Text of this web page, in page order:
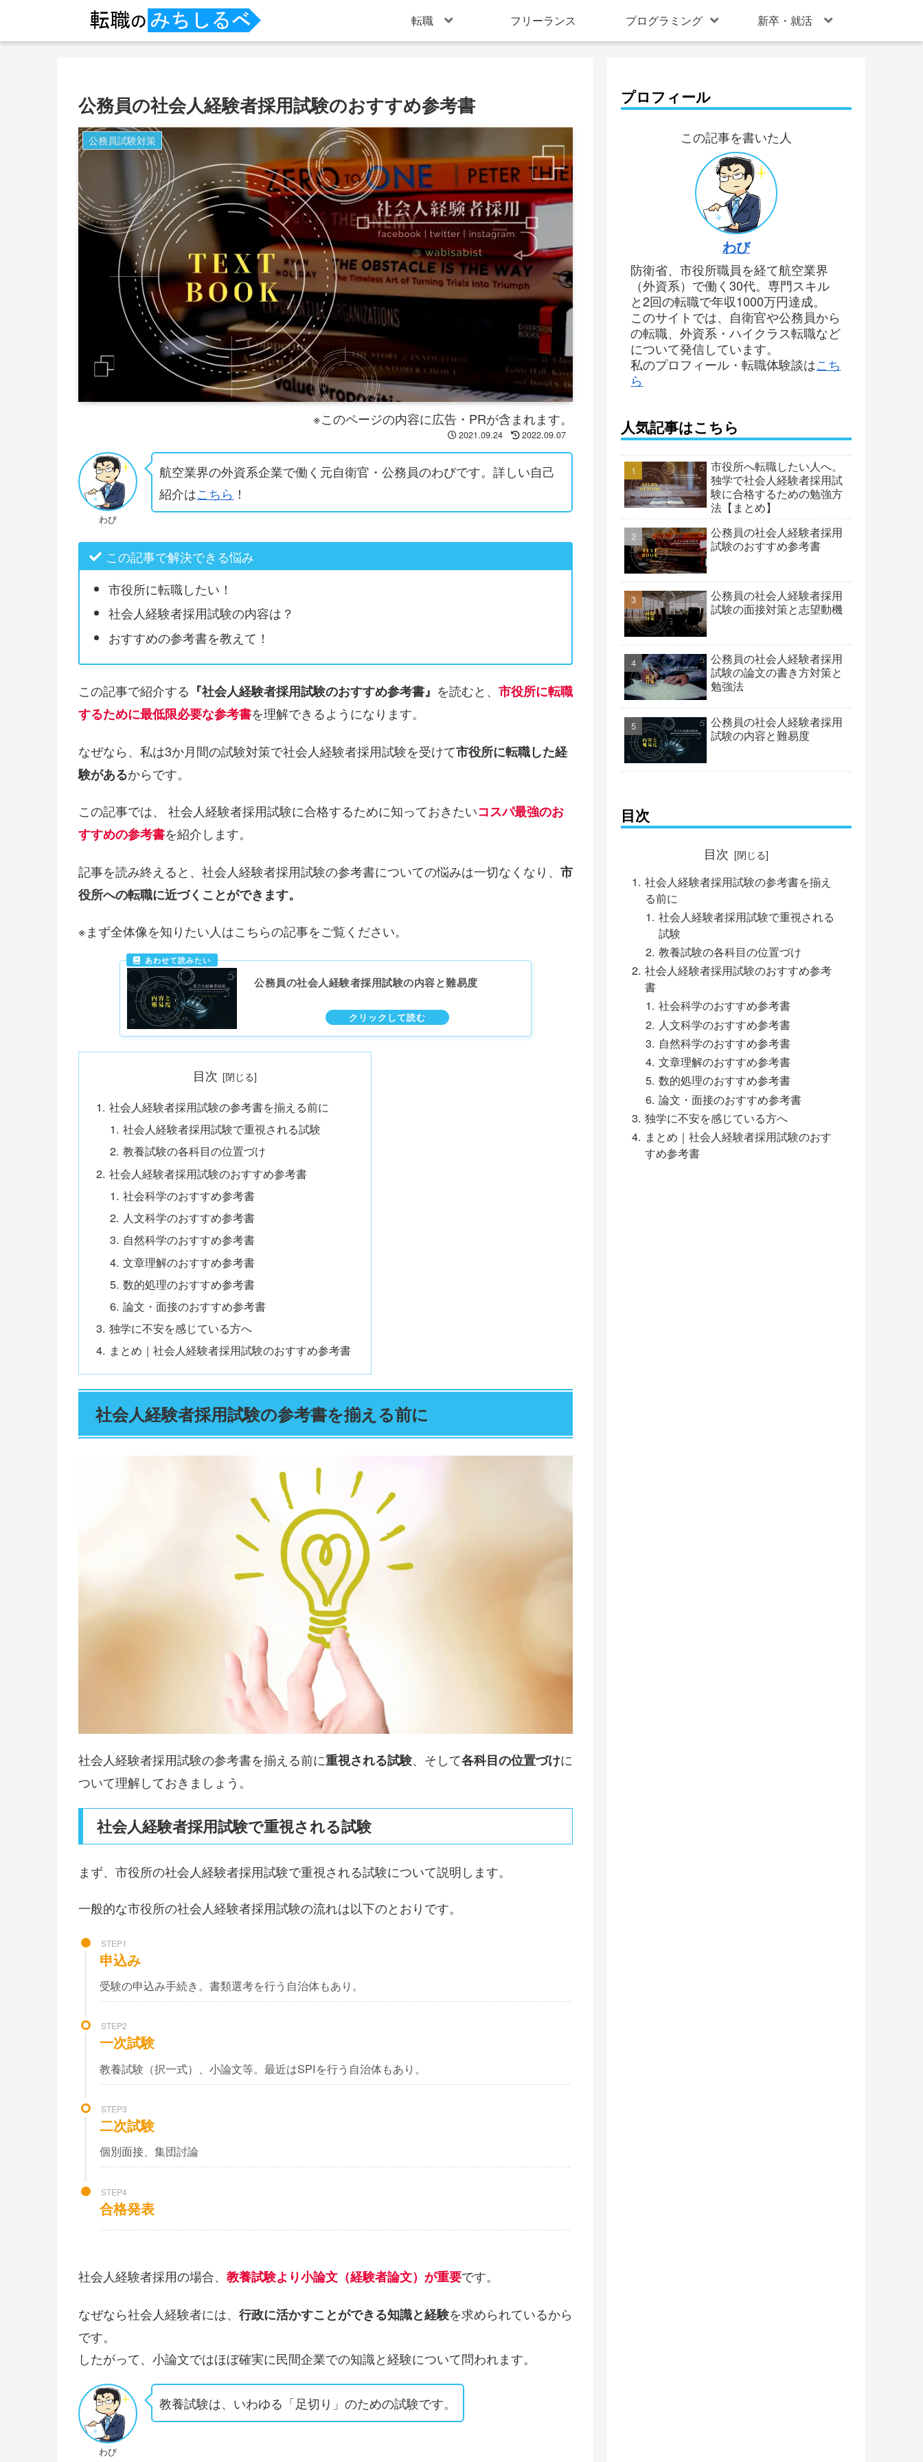
転職 フリーランス プログラミング 新卒・就活
公務員の社会人経験者採用試験のおすすめ参考書
公務員試験対策
※このページの内容に広告・PRが含まれます。
2021.09.24 2022.09.07
わび
航空業界の外資系企業で働く元自衛官・公務員のわびです。詳しい自己
紹介はこちら ！
この記事で解決できる悩み
市役所に転職したい！
社会人経験者採用試験の内容は？
おすすめの参考書を教えて！
この記事で紹介する 『社会人経験者採用試験のおすすめ参考書』 を読むと、 市役所に転職
するために最低限必要な参考書を理解できるようになります。
なぜなら、私は3か月間の試験対策で社会人経験者採用試験を受けて市役所に転職した経
験があるからです。
この記事では、 社会人経験者採用試験に合格するために知っておきたいコスパ最強のお
すすめの参考書を紹介します。
記事を読み終えると、社会人経験者採用試験の参考書についての悩みは一切なくなり、 市
役所への転職に近づくことができます。
※まず全体像を知りたい人はこちらの記事をご覧ください。
公務員の社会人経験者採用試験の内容と難易度
目次
社会人経験者採用試験の参考書を揃える前に
社会人経験者採用試験で重視される試験
教養試験の各科目の位置づけ
社会人経験者採用試験のおすすめ参考書
社会科学のおすすめ参考書
人文科学のおすすめ参考書
自然科学のおすすめ参考書
文章理解のおすすめ参考書
数的処理のおすすめ参考書
論文・面接のおすすめ参考書
独学に不安を感じている方へ
まとめ｜社会人経験者採用試験のおすすめ参考書
社会人経験者採用試験の参考書を揃える前に
社会人経験者採用試験の参考書を揃える前に重視される試験、そして各科目の位置づけに
ついて理解しておきましょう。
社会人経験者採用試験で重視される試験
まず、市役所の社会人経験者採用試験で重視される試験について説明します。
一般的な市役所の社会人経験者採用試験の流れは以下のとおりです。
STEP1
申込み
受験の申込み手続き。書類選考を行う自治体もあり。
STEP2
一次試験
教養試験（択一式）、小論文等。最近はSPIを行う自治体もあり。
STEP3
二次試験
個別面接、集団討論
STEP4
合格発表
社会人経験者採用の場合、 教養試験より小論文（経験者論文）が重要です。
なぜなら社会人経験者には、 行政に活かすことができる知識と経験を求められているから
です。
したがって、小論文ではほぼ確実に民間企業での知識と経験について問われます。
わび
教養試験は、いわゆる「足切り」のための試験です。
プロフィール
この記事を書いた人
わび
防衛省、市役所職員を経て航空業界
（外資系）で働く30代。専門スキル
と2回の転職で年収1000万円達成。
このサイトでは、自衛官や公務員から
の転職、外資系・ハイクラス転職など
について発信しています。
私のプロフィール・転職体験談はこち
ら
人気記事はこちら
市役所へ転職したい人へ。
独学で社会人経験者採用試
験に合格するための勉強方
法【まとめ】
公務員の社会人経験者採用
試験のおすすめ参考書
公務員の社会人経験者採用
試験の面接対策と志望動機
公務員の社会人経験者採用
試験の論文の書き方対策と
勉強法
公務員の社会人経験者採用
試験の内容と難易度
目次
目次
社会人経験者採用試験の参考書を揃え
る前に
社会人経験者採用試験で重視される
試験
教養試験の各科目の位置づけ
社会人経験者採用試験のおすすめ参考
書
社会科学のおすすめ参考書
人文科学のおすすめ参考書
自然科学のおすすめ参考書
文章理解のおすすめ参考書
数的処理のおすすめ参考書
論文・面接のおすすめ参考書
独学に不安を感じている方へ
まとめ｜社会人経験者採用試験のおす
すめ参考書